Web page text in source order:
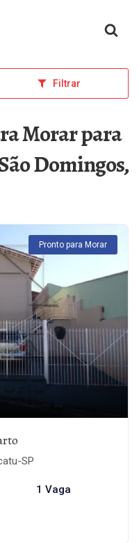
inicial
Filtrar
Morar para
Domingos,
Pronto para Morar
SP
1 Vaga